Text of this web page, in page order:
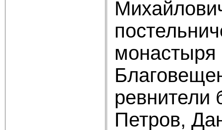
монастыря
ревнители
Петров,